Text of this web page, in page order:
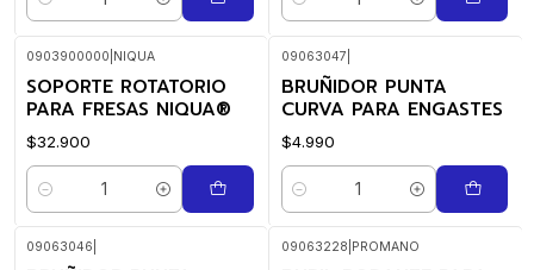
Quantidade Quantidade
0903900000 NIQUA
SOPORTE ROTATORIO
PARA FRESAS NIQUA®
$32.900
Quantidade
09063047
BRUÑIDOR PUNTA
CURVA PARA ENGASTES
$4.990
Quantidade
09063046 09063228 PROMANO